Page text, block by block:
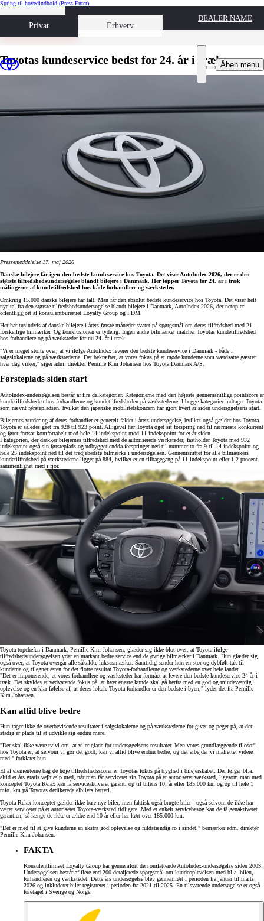
Spring til hovedindhold (Press Enter)
Privat Erhverv
Book prøvetur
DEALER NAME
Åben menu
Toyotas kundeservice bedst for 24. år i træk
Pressemeddelelse 17. maj 2026
Danske bilejere får igen den bedste kundeservice hos Toyota. Det viser AutoIndex 2026, der er den
største tilfredshedsundersøgelse blandt bilejere i Danmark. Her topper Toyota for 24. år i træk
målingerne af kundetilfredshed hos både forhandlere og værksteder.
Omkring 15.000 danske bilejere har talt. Man får den absolut bedste kundeservice hos Toyota. Det viser helt
nye tal fra den største tilfredshedsundersøgelse blandt bilejere i Danmark, AutoIndex 2026, der netop er
offentliggjort af konsulentbureauet Loyalty Group og FDM.
Her har tusindvis af danske bilejere i årets første måneder svaret på spørgsmål om deres tilfredshed med 21
forskellige bilmærker. Og konklusionen er tydelig. Ingen andre bilmærker matcher Toyotas kundetilfredshed
hos forhandlere og på værksteder for nu 24. år i træk.
"Vi er meget stolte over, at vi ifølge AutoIndex leverer den bedste kundeservice i Danmark - både i
salgslokalerne og på værkstederne. Det bekræfter, at vores fokus på at møde kunderne som værdsatte gæster
hver dag virker," siger adm. direktør Pernille Kim Johansen hos Toyota Danmark A/S.
Førsteplads siden start
AutoIndex-undersøgelsen består af fire delkategorier. Kategorierne med den højeste gennemsnitlige pointscore er
kundetilfredsheden hos forhandlerne og kundetilfredsheden på værkstederne. I begge kategorier indtager Toyota
som nævnt førstepladsen, hvilket den japanske mobilitetskoncern har gjort hvert år siden undersøgelsens start.
Bilejernes vurdering af deres forhandler er generelt faldet i årets undersøgelse, hvilket også gælder hos Toyota.
Toyota er således gået fra 928 til 923 point. Alligevel har Toyota øget sit forspring ned til nærmeste konkurrent
og fører fortsat komfortabelt med hele 14 indekspoint mod 11 indekspoint for et år siden.
I kategorien, der dækker bilejernes tilfredshed med de autoriserede værksteder, fastholder Toyota med 932
indekspoint også sin førsteplads og udbygger endda forspringet ned til nummer to fra 9 til 14 indekspoint og
hele 25 indekspoint ned til det tredjebedste bilmærke i undersøgelsen. Gennemsnittet for alle bilmærkers
kundetilfredshed på værkstederne ligger på 884, hvilket er en tilbagegang på 11 indekspoint eller 1,2 procent
sammenlignet med i fjor.
Toyota-topchefen i Danmark, Pernille Kim Johansen, glæder sig ikke blot over, at Toyota ifølge
tilfredshedsundersøgelsen yder en markant bedre service end de øvrige bilmærker i Danmark. Hun glæder sig
også over, at Toyota overgår alle såkaldte luksusmærker. Samtidig sender hun en stor og dybfølt tak til
kunderne og tilegner æren for det flotte resultat Toyota-forhandlerne og værkstederne over hele landet.
"Det er imponerende, at vores forhandlere og værksteder har formået at levere den bedste kundeservice 24 år i
træk. Det skyldes et vedvarende fokus på, at hver eneste kunde skal gå herfra med en god og mindeværdig
oplevelse og en klar følelse af, at deres lokale Toyota-forhandler er den bedste i byen," lyder det fra Pernille
Kim Johansen.
Kan altid blive bedre
Hun tager ikke de overbevisende resultater i salgslokalerne og på værkstederne for givet og peger på, at der
stadig er plads til at udvikle sig endnu mere.
"Der skal ikke være tvivl om, at vi er glade for undersøgelsens resultater. Men vores grundlæggende filosofi
hos Toyota er, at selvom vi gør det godt, kan vi altid blive endnu bedre, og det arbejder vi målrettet videre
med," forklarer hun.
Et af elementerne bag de høje tilfredshedsscorer er Toyotas fokus på tryghed i bilejerskabet. Der følger bl.a.
altid et års gratis vejhjælp med, når man får serviceret sin Toyota på et autoriseret værksted, ligesom man med
konceptet Toyota Relax kan få serviceaktiveret garanti op til bilens 10. år eller 185.000 km og op til hele 1
mio. km på Toyotas dedikerede elbilers batteri.
Toyota Relax konceptet gælder ikke bare nye biler, men faktisk også brugte biler - også selvom de ikke har
været serviceret på et autoriseret Toyota-værksted tidligere. Med et enkelt servicebesøg kan de få genaktiveret
garantien, så længe de ikke er ældre end 10 år eller har kørt over 185.000 km.
"Det er med til at give kunderne en ekstra god oplevelse og fuldstændig ro i sindet," bemærker adm. direktør
Pernille Kim Johansen.
FAKTA
Konsulentfirmaet Loyalty Group har gennemført den omfattende AutoIndex-undersøgelse siden 2003.
Undersøgelsen består af flere end 200 detaljerede spørgsmål om kundeoplevelsen med bl.a. bilen,
forhandleren og værkstedet. Dette års undersøgelse blev gennemført i perioden fra januar til marts
2026 og inkluderer biler registreret i perioden fra 2021 til 2025. En tilsvarende undersøgelse er også
foretaget i Sverige og Norge.